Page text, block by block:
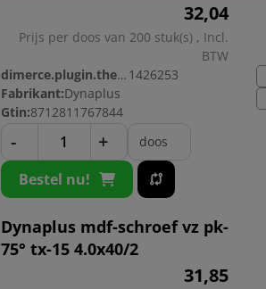
32,04
Prijs per doos van 200 stuk(s) , Incl.
BTW
dimerce.plugin.theme.productnr: 1426253
Fabrikant:Dynaplus
Gtin:8712811767844
- + doos
Bestel nu!
Dynaplus mdf-schroef vz pk-
75° tx-15 4.0x40/2
31,85